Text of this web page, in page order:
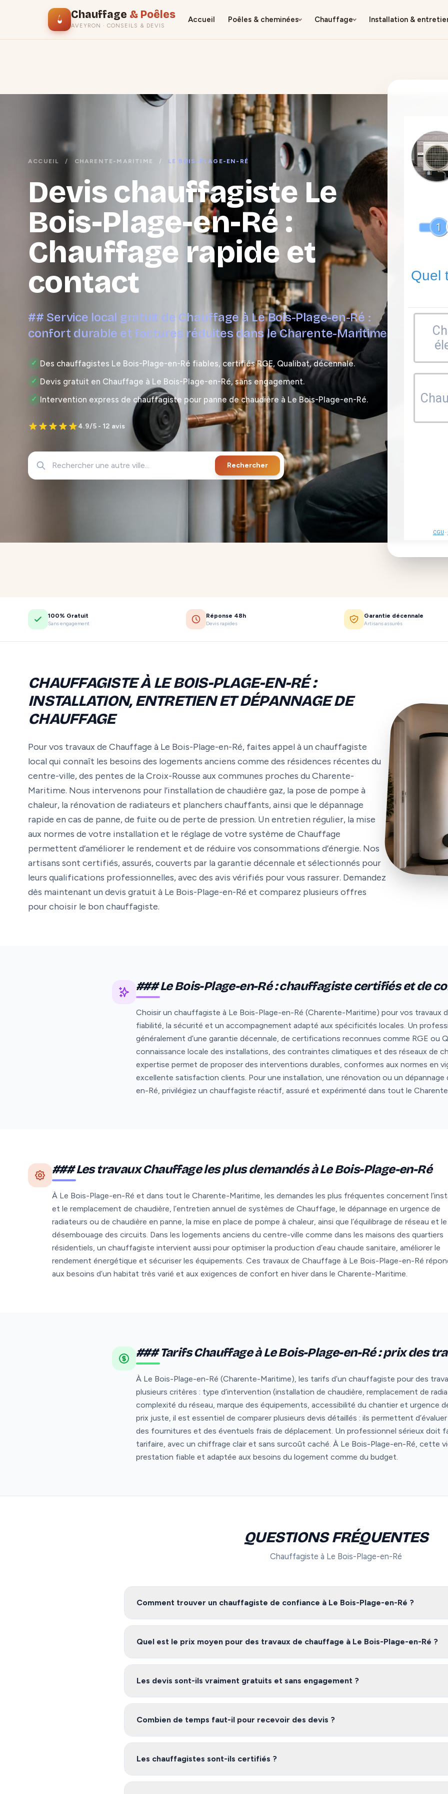
Chauffage & Poêles
AVEYRON · CONSEILS & DEVIS
Accueil Poêles & cheminées Chauffage Installation &
ACCUEIL / CHARENTE-MARITIME / LE BOIS-PLAGE-EN-RÉ
Devis chauffagiste Le
Bois-Plage-en-Ré :
Chauffage rapide et
contact
## Service local gratuit de Chauffage à Le Bois-Plage-en-Ré :
confort durable et factures réduites dans le Charente-Maritime
✓ Des chauffagistes Le Bois-Plage-en-Ré fiables, certifiés RGE, Qualibat, décennale.
✓ Devis gratuit en Chauffage à Le Bois-Plage-en-Ré, sans engagement.
✓ Intervention express de chauffagiste pour panne de chaudière à Le Bois-Plage-en-Ré.
4.9/5 - 12 avis
Rechercher
1
Quel
CGU -
100% Gratuit
Sans engagement
Réponse 48h
Devis rapides
Garantie décennale
Artisans assurés
CHAUFFAGISTE À LE BOIS-PLAGE-EN-RÉ :
INSTALLATION, ENTRETIEN ET DÉPANNAGE DE
CHAUFFAGE
Pour vos travaux de Chauffage à Le Bois-Plage-en-Ré, faites appel à un chauffagiste
local qui connaît les besoins des logements anciens comme des résidences récentes du
centre-ville, des pentes de la Croix-Rousse aux communes proches du Charente-
Maritime. Nous intervenons pour l’installation de chaudière gaz, la pose de pompe à
chaleur, la rénovation de radiateurs et planchers chauffants, ainsi que le dépannage
rapide en cas de panne, de fuite ou de perte de pression. Un entretien régulier, la mise
aux normes de votre installation et le réglage de votre système de Chauffage
permettent d’améliorer le rendement et de réduire vos consommations d’énergie. Nos
artisans sont certifiés, assurés, couverts par la garantie décennale et sélectionnés pour
leurs qualifications professionnelles, avec des avis vérifiés pour vous rassurer. Demandez
dès maintenant un devis gratuit à Le Bois-Plage-en-Ré et comparez plusieurs offres
pour choisir le bon chauffagiste.
### Le Bois-Plage-en-Ré : chauffagiste certifiés et de
Choisir un chauffagiste à Le Bois-Plage-en-Ré (Charente-Maritime) pour vos travaux
fiabilité, la sécurité et un accompagnement adapté aux spécificités locales. Un
généralement d’une garantie décennale, de certifications reconnues comme RGE ou
connaissance locale des installations, des contraintes climatiques et des réseaux de
expertise permet de proposer des interventions durables, conformes aux normes en
excellente satisfaction clients. Pour une installation, une rénovation ou un dépannage
en-Ré, privilégiez un chauffagiste réactif, assuré et expérimenté dans tout le
### Les travaux Chauffage les plus demandés à Le Bois-Plage-en-Ré
À Le Bois-Plage-en-Ré et dans tout le Charente-Maritime, les demandes les plus fréquentes concernent
et le remplacement de chaudière, l’entretien annuel de systèmes de Chauffage, le dépannage en urgence de
radiateurs ou de chaudière en panne, la mise en place de pompe à chaleur, ainsi que l’équilibrage de réseau et le
désembouage des circuits. Dans les logements anciens du centre-ville comme dans les maisons des quartiers
résidentiels, un chauffagiste intervient aussi pour optimiser la production d’eau chaude sanitaire, améliorer le
rendement énergétique et sécuriser les équipements. Ces travaux de Chauffage à Le Bois-Plage-en-Ré
aux besoins d’un habitat très varié et aux exigences de confort en hiver dans le Charente-Maritime.
### Tarifs Chauffage à Le Bois-Plage-en-Ré : prix des
À Le Bois-Plage-en-Ré (Charente-Maritime), les tarifs d’un chauffagiste pour des
plusieurs critères : type d’intervention (installation de chaudière, remplacement de
complexité du réseau, marque des équipements, accessibilité du chantier et urgence
prix juste, il est essentiel de comparer plusieurs devis détaillés : ils permettent
des fournitures et des éventuels frais de déplacement. Un professionnel sérieux doit
tarifaire, avec un chiffrage clair et sans surcoût caché. À Le Bois-Plage-en-Ré, cette
prestation fiable et adaptée aux besoins du logement comme du budget.
QUESTIONS FRÉQUENTES
Chauffagiste à Le Bois-Plage-en-Ré
Comment trouver un chauffagiste de confiance à Le Bois-Plage-en-Ré ?
Pour trouver un chauffagiste fiable à Le Bois-Plage-en-Ré, nous vous recommandons de
Quel est le prix moyen pour des travaux de chauffage à Le Bois-Plage-en-Ré ?
Les tarifs de chauffage à Le Bois-Plage-en-Ré varient selon l'ampleur des travaux, les matériaux
Les devis sont-ils vraiment gratuits et sans engagement ?
Oui, notre service est 100% gratuit et sans engagement. Vous recevez jusqu'à 3 devis de
Combien de temps faut-il pour recevoir des devis ?
Après avoir rempli le formulaire, vous recevez généralement vos devis sous 48 heures. Les
Les chauffagistes sont-ils certifiés ?
Oui, les artisans de notre réseau en Charente-Maritime sont des professionnels vérifiés disposant